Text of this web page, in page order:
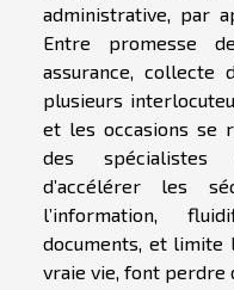
administrative, par
Entre promesse
assurance, collecte
plusieurs
et les occasions se
des spécialistes
d’accélérer les
l’information,
documents, et limite
vraie vie, font perdre